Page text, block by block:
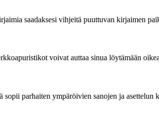
saadaksesi vihjeitä puuttuvan kirjaimen
voivat auttaa sinua löytämään
parhaiten ympäröivien sanojen ja asettelun